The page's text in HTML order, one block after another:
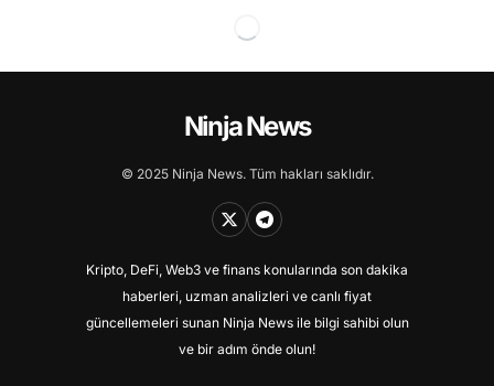
Ninja News
© 2025 Ninja News. Tüm hakları saklıdır.
Kripto, DeFi, Web3 ve finans konularında son dakika
haberleri, uzman analizleri ve canlı fiyat
güncellemeleri sunan Ninja News ile bilgi sahibi olun
ve bir adım önde olun!